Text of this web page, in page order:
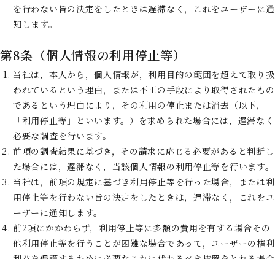
を行わない旨の決定をしたときは遅滞なく，これをユーザーに通
知します。
第8条（個人情報の利用停止等）
当社は，本人から，個人情報が，利用目的の範囲を超えて取り扱
われているという理由，または不正の手段により取得されたもの
であるという理由により，その利用の停止または消去（以下，
「利用停止等」といいます。）を求められた場合には，遅滞なく
必要な調査を行います。
前項の調査結果に基づき，その請求に応じる必要があると判断し
た場合には，遅滞なく，当該個人情報の利用停止等を行います。
当社は，前項の規定に基づき利用停止等を行った場合，または利
用停止等を行わない旨の決定をしたときは，遅滞なく，これをユ
ーザーに通知します。
前2項にかかわらず，利用停止等に多額の費用を有する場合その
他利用停止等を行うことが困難な場合であって，ユーザーの権利